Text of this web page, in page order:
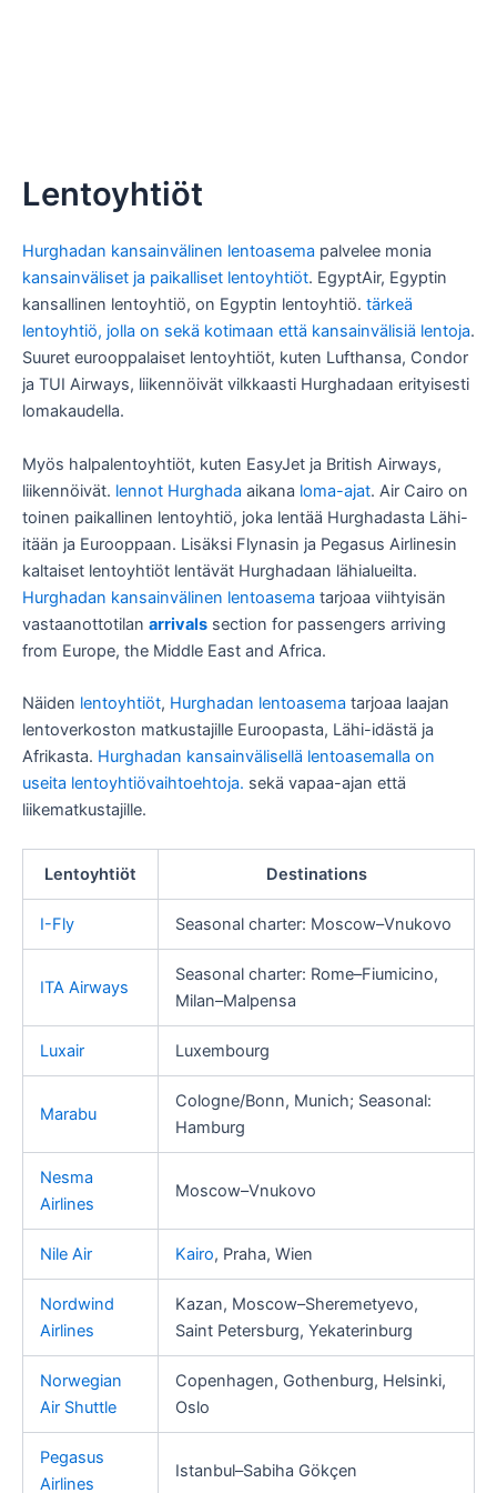
Lentoyhtiöt
Hurghadan kansainvälinen lentoasema palvelee monia
kansainväliset ja paikalliset lentoyhtiöt. EgyptAir, Egyptin
kansallinen lentoyhtiö, on Egyptin lentoyhtiö. tärkeä
lentoyhtiö, jolla on sekä kotimaan että kansainvälisiä lentoja.
Suuret eurooppalaiset lentoyhtiöt, kuten Lufthansa, Condor
ja TUI Airways, liikennöivät vilkkaasti Hurghadaan erityisesti
lomakaudella.
Myös halpalentoyhtiöt, kuten EasyJet ja British Airways,
liikennöivät. lennot Hurghada aikana loma-ajat. Air Cairo on
toinen paikallinen lentoyhtiö, joka lentää Hurghadasta Lähi-
itään ja Eurooppaan. Lisäksi Flynasin ja Pegasus Airlinesin
kaltaiset lentoyhtiöt lentävät Hurghadaan lähialueilta.
Hurghadan kansainvälinen lentoasema tarjoaa viihtyisän
vastaanottotilan arrivals section for passengers arriving
from Europe, the Middle East and Africa.
Näiden lentoyhtiöt, Hurghadan lentoasema tarjoaa laajan
lentoverkoston matkustajille Euroopasta, Lähi-idästä ja
Afrikasta. Hurghadan kansainvälisellä lentoasemalla on
useita lentoyhtiövaihtoehtoja. sekä vapaa-ajan että
liikematkustajille.
Lentoyhtiöt Destinations
I-Fly Seasonal charter: Moscow–Vnukovo
ITA Airways
Seasonal charter: Rome–Fiumicino,
Milan–Malpensa
Luxair Luxembourg
Marabu
Cologne/Bonn, Munich; Seasonal:
Hamburg
Nesma
Airlines
Moscow–Vnukovo
Nile Air Kairo, Praha, Wien
Nordwind
Airlines
Kazan, Moscow–Sheremetyevo,
Saint Petersburg, Yekaterinburg
Norwegian
Air Shuttle
Copenhagen, Gothenburg, Helsinki,
Oslo
Pegasus
Airlines
Istanbul–Sabiha Gökçen